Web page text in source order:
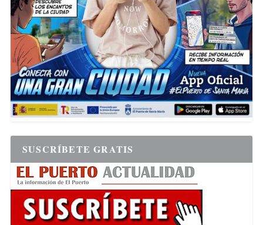
SUSCRÍBETE GRATIS